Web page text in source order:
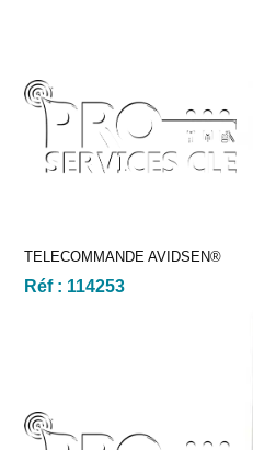
TELECOMMANDE AVIDSEN®
Réf : 114253